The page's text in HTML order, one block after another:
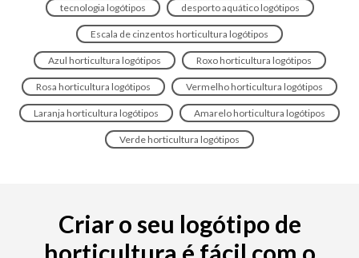
tecnologia logótipos desporto aquático logótipos
Escala de cinzentos horticultura logótipos
Azul horticultura logótipos Roxo horticultura logótipos
Rosa horticultura logótipos Vermelho horticultura logótipos
Laranja horticultura logótipos Amarelo horticultura logótipos
Verde horticultura logótipos
Criar o seu logótipo de
horticultura é fácil com o